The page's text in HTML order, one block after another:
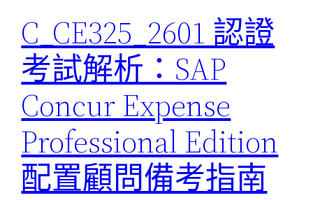
C_CE325_2601 認證
考試解析：SAP
Concur Expense
Professional Edition
配置顧問備考指南